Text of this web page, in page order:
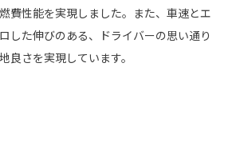
費性能を実現しました。また、車速とエ
した伸びのある、ドライバーの思い通り
良さを実現しています。